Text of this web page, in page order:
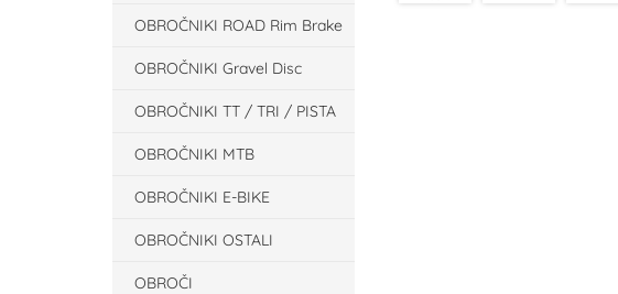
OBROČNIKI ROAD Rim Brake
OBROČNIKI Gravel Disc
OBROČNIKI TT / TRI / PISTA
OBROČNIKI MTB
OBROČNIKI E-BIKE
OBROČNIKI OSTALI
OBROČI